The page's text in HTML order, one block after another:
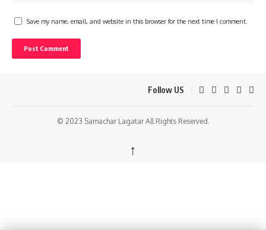
Save my name, email, and website in this browser for the next time I comment.
Follow US
© 2023 Samachar Lagatar All Rights Reserved.
↑